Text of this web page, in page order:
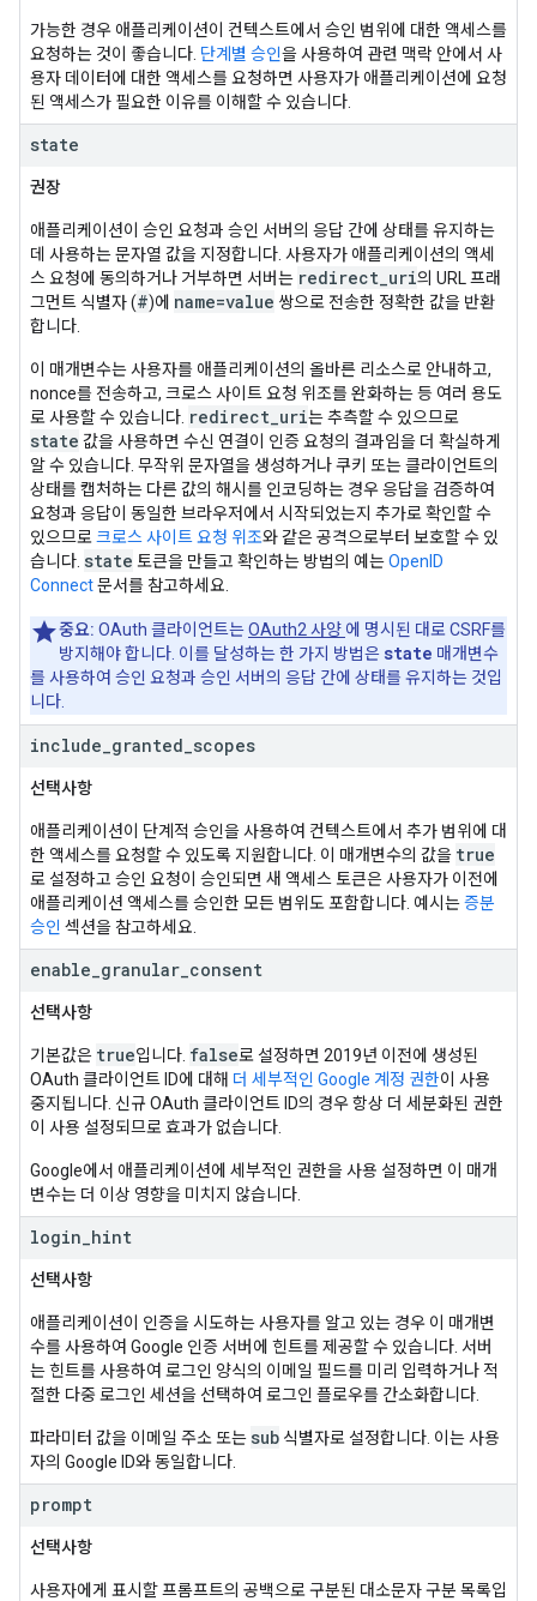
가능한 경우 애플리케이션이 컨텍스트에서 승인 범위에 대한 액세스를
요청하는 것이 좋습니다. 단계별 승인을 사용하여 관련 맥락 안에서 사
용자 데이터에 대한 액세스를 요청하면 사용자가 애플리케이션에 요청
된 액세스가 필요한 이유를 이해할 수 있습니다.
state
권장
애플리케이션이 승인 요청과 승인 서버의 응답 간에 상태를 유지하는
데 사용하는 문자열 값을 지정합니다. 사용자가 애플리케이션의 액세
스 요청에 동의하거나 거부하면 서버는 redirect_uri의 URL 프래
그먼트 식별자 (#)에 name=value 쌍으로 전송한 정확한 값을 반환
합니다.
이 매개변수는 사용자를 애플리케이션의 올바른 리소스로 안내하고,
nonce를 전송하고, 크로스 사이트 요청 위조를 완화하는 등 여러 용도
로 사용할 수 있습니다. redirect_uri는 추측할 수 있으므로
state 값을 사용하면 수신 연결이 인증 요청의 결과임을 더 확실하게
알 수 있습니다. 무작위 문자열을 생성하거나 쿠키 또는 클라이언트의
상태를 캡처하는 다른 값의 해시를 인코딩하는 경우 응답을 검증하여
요청과 응답이 동일한 브라우저에서 시작되었는지 추가로 확인할 수
있으므로크로스 사이트 요청 위조와 같은 공격으로부터 보호할 수 있
습니다. state 토큰을 만들고 확인하는 방법의 예는OpenID
Connect문서를 참고하세요.
중요: OAuth 클라이언트는OAuth2 사양 에 명시된 대로 CSRF를
방지해야 합니다. 이를 달성하는 한 가지 방법은 state 매개변수
를 사용하여 승인 요청과 승인 서버의 응답 간에 상태를 유지하는 것입
니다.
include granted scopes
선택사항
애플리케이션이 단계적 승인을 사용하여 컨텍스트에서 추가 범위에 대
한 액세스를 요청할 수 있도록 지원합니다. 이 매개변수의 값을 true
로 설정하고 승인 요청이 승인되면 새 액세스 토큰은 사용자가 이전에
애플리케이션 액세스를 승인한 모든 범위도 포함합니다. 예시는증분
승인 섹션을 참고하세요.
enable granular consent
선택사항
기본값은 true입니다. false로 설정하면 2019년 이전에 생성된
OAuth 클라이언트 ID에 대해 더 세부적인 Google 계정 권한이 사용
중지됩니다. 신규 OAuth 클라이언트 ID의 경우 항상 더 세분화된 권한
이 사용 설정되므로 효과가 없습니다.
Google에서 애플리케이션에 세부적인 권한을 사용 설정하면 이 매개
변수는 더 이상 영향을 미치지 않습니다.
login hint
선택사항
애플리케이션이 인증을 시도하는 사용자를 알고 있는 경우 이 매개변
수를 사용하여 Google 인증 서버에 힌트를 제공할 수 있습니다. 서버
는 힌트를 사용하여 로그인 양식의 이메일 필드를 미리 입력하거나 적
절한 다중 로그인 세션을 선택하여 로그인 플로우를 간소화합니다.
파라미터 값을 이메일 주소 또는 sub 식별자로 설정합니다. 이는 사용
자의 Google ID와 동일합니다.
prompt
선택사항
사용자에게 표시할 프롬프트의 공백으로 구분된 대소문자 구분 목록입